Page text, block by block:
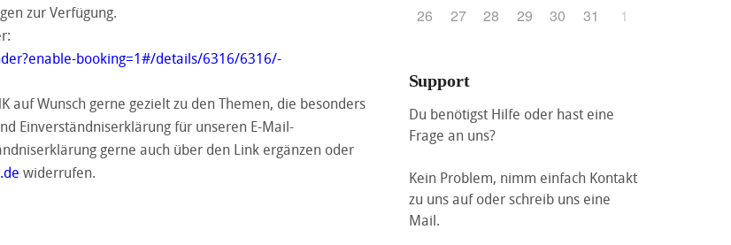
zur Verfügung.
booking=1#/details/6316/6316/-
auf Wunsch gerne gezielt zu den Themen, die besonders
Einverständniserklärung für unseren E-Mail-
gerne auch über den Link ergänzen oder
widerrufen.
26
27 28 29 30 31 1
Support
Du benötigst Hilfe oder hast eine
Frage an uns?
Kein Problem, nimm einfach Kontakt
zu uns auf oder schreib uns eine
Mail.